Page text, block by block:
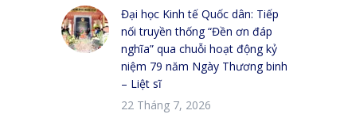
Đại học Kinh tế Quốc dân: Tiếp
nối truyền thống “Đền ơn đáp
nghĩa” qua chuỗi hoạt động kỷ
niệm 79 năm Ngày Thương binh
– Liệt sĩ
22 Tháng 7, 2026